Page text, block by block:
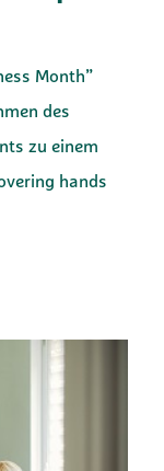
Month”
des
zu einem
hands